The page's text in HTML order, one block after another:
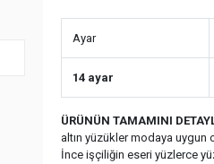
Ayar
14 ayar
ÜRÜNÜN TAMAMINI
altın yüzükler modaya uygun
İnce işçiliğin eseri yüzlerce